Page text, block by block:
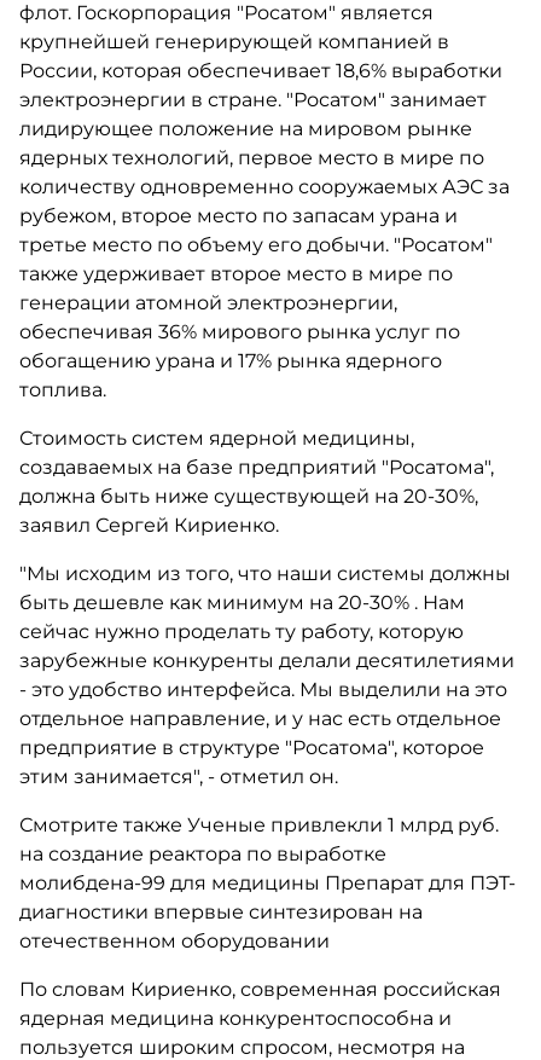
флот. Госкорпорация "Росатом" является
крупнейшей генерирующей компанией в
России, которая обеспечивает 18,6% выработки
электроэнергии в стране. "Росатом" занимает
лидирующее положение на мировом рынке
ядерных технологий, первое место в мире по
количеству одновременно сооружаемых АЭС за
рубежом, второе место по запасам урана и
третье место по объему его добычи. "Росатом"
также удерживает второе место в мире по
генерации атомной электроэнергии,
обеспечивая 36% мирового рынка услуг по
обогащению урана и 17% рынка ядерного
топлива.
Стоимость систем ядерной медицины,
создаваемых на базе предприятий "Росатома",
должна быть ниже существующей на 20-30%,
заявил Сергей Кириенко.
"Мы исходим из того, что наши системы должны
быть дешевле как минимум на 20-30% . Нам
сейчас нужно проделать ту работу, которую
зарубежные конкуренты делали десятилетиями
- это удобство интерфейса. Мы выделили на это
отдельное направление, и у нас есть отдельное
предприятие в структуре "Росатома", которое
этим занимается", - отметил он.
Смотрите также Ученые привлекли 1 млрд руб.
на создание реактора по выработке
молибдена-99 для медицины Препарат для ПЭТ-
диагностики впервые синтезирован на
отечественном оборудовании
По словам Кириенко, современная российская
ядерная медицина конкурентоспособна и
пользуется широким спросом, несмотря на